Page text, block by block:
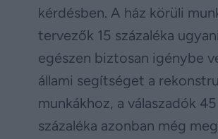
kérdésben. A ház körüli
tervezők 15 százaléka
egészen biztosan igénybe
állami segítséget a
munkákhoz, a válaszadók 45
százaléka azonban még